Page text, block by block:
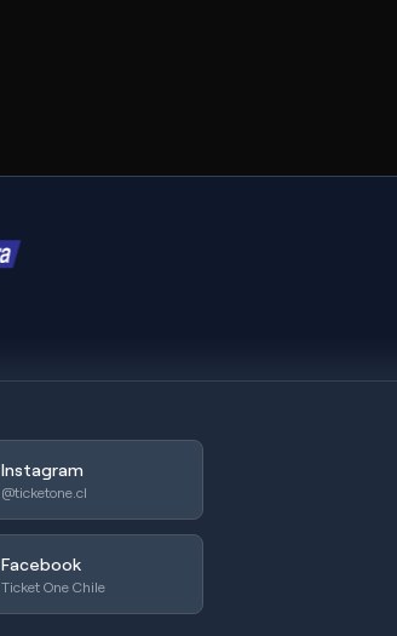
Instagram
@ticketone.cl
Facebook
Ticket One Chile